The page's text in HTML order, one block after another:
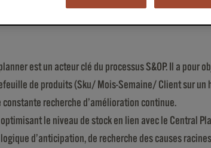
est un acteur clé du processus S&OP. Il a pour
de produits (Sku/ Mois-Semaine/ Client sur un
recherche d’amélioration continue.
le niveau de stock en lien avec le Central
d’anticipation, de recherche des causes